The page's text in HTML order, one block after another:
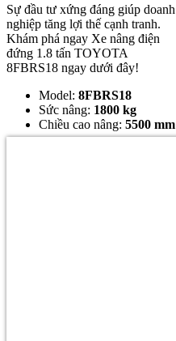
Sự đầu tư xứng đáng giúp doanh
nghiệp tăng lợi thế cạnh tranh.
Khám phá ngay Xe nâng điện
đứng 1.8 tấn TOYOTA
8FBRS18 ngay dưới đây!
Model: 8FBRS18
Sức nâng: 1800 kg
Chiều cao nâng: 5500 mm